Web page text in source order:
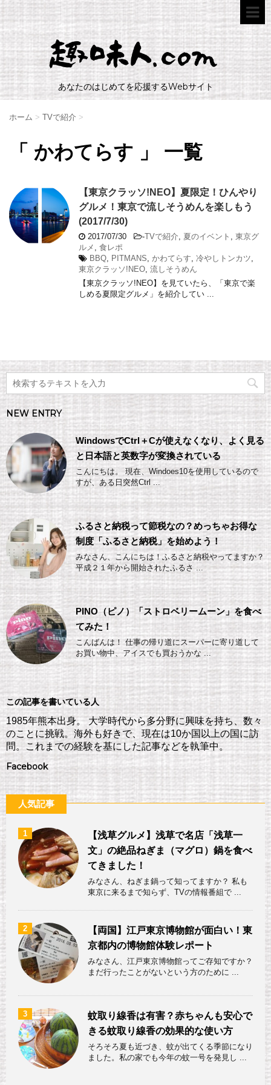
あなたのはじめてを応援するWebサイト
ホーム > TVで紹介 >
「 かわてらす 」 一覧
【東京クラッソ!NEO】夏限定！ひんやり
グルメ！東京で流しそうめんを楽しもう
(2017/7/30)
2017/07/30 -TVで紹介, 夏のイベント , 東京グ
ルメ , 食レポ
BBQ, PITMANS, かわてらす, 冷やしトンカツ,
東京クラッソ!NEO, 流しそうめん
【東京クラッソ!NEO】を見ていたら、「東京で楽
しめる夏限定グルメ」を紹介してい ...
NEW ENTRY
WindowsでCtrl＋Cが使えなくなり、よく見る
と日本語と英数字が変換されている
こんにちは。 現在、Windoes10を使用しているので
すが、ある日突然Ctrl ...
ふるさと納税って節税なの？めっちゃお得な
制度「ふるさと納税」を始めよう！
みなさん、こんにちは！ふるさと納税やってますか？
平成２１年から開始されたふるさ ...
PINO（ピノ）「ストロベリームーン」を食べ
てみた！
こんばんは！ 仕事の帰り道にスーパーに寄り道して
お買い物中、アイスでも買おうかな ...
この記事を書いている人
1985年熊本出身。 大学時代から多分野に興味を持ち、数々
のことに挑戦。海外も好きで、現在は10か国以上の国に訪
問。これまでの経験を基にした記事などを執筆中。
Facebook
人気記事
1
【浅草グルメ】浅草で名店「浅草一
文」の絶品ねぎま（マグロ）鍋を食べ
てきました！
みなさん、ねぎま鍋って知ってますか？ 私も
東京に来るまで知らず、TVの情報番組で ...
2
【両国】江戸東京博物館が面白い！東
京都内の博物館体験レポート
みなさん、江戸東京博物館ってご存知ですか？
まだ行ったことがないという方のために ...
3
蚊取り線香は有害？赤ちゃんも安心で
きる蚊取り線香の効果的な使い方
そろそろ夏も近づき、蚊が出てくる季節になり
ました。私の家でも今年の蚊一号を発見し ...